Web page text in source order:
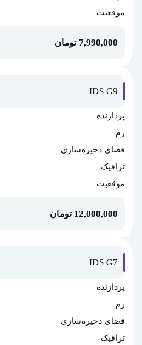
موقعیت
7,990,000 تومان
IDS G9
پردازنده
رم
فضای ذخیره‌سازی
ترافیک
موقعیت
12,000,000 تومان
IDS G7
پردازنده
رم
فضای ذخیره‌سازی
ترافیک